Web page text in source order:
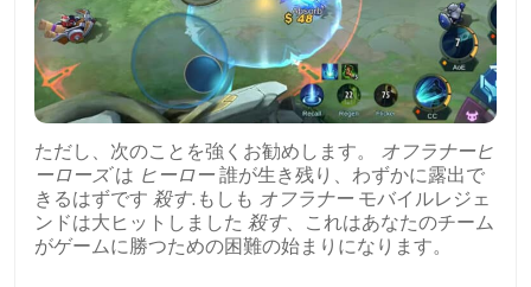
ただし、次のことを強くお勧めします。
オフラナーヒ
ーローズは ヒーロー誰が生き残り、わずかに露出で
きるはずです 殺す.もしも オフラナーモバイルレジェ
ンドは大ヒットしました 殺す、これはあなたのチーム
がゲームに勝つための困難の始まりになります。